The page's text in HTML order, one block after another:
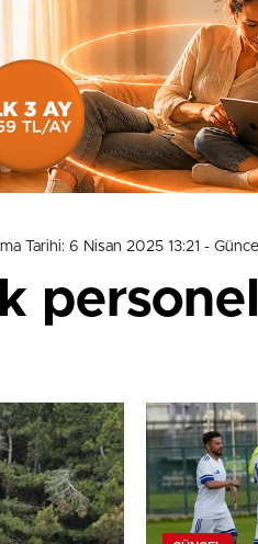
Tarihi: 6 Nisan 2025 13:21 -